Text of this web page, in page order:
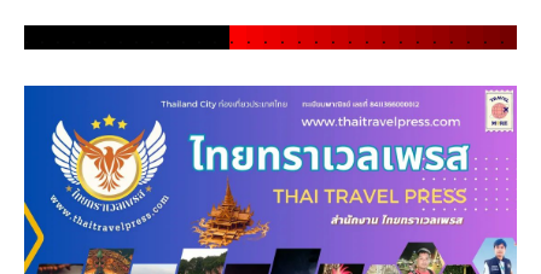
. . . . . . . . . . . . . . . . .